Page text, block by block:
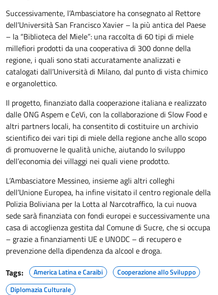
Successivamente, l’Ambasciatore ha consegnato al Rettore
dell’Università San Francisco Xavier – la più antica del Paese
– la “Biblioteca del Miele”: una raccolta di 60 tipi di miele
millefiori prodotti da una cooperativa di 300 donne della
regione, i quali sono stati accuratamente analizzati e
catalogati dall’Università di Milano, dal punto di vista chimico
e organolettico.
Il progetto, finanziato dalla cooperazione italiana e realizzato
dalle ONG Aspem e CeVi, con la collaborazione di Slow Food e
altri partners locali, ha consentito di costituire un archivio
scientifico dei vari tipi di miele della regione anche allo scopo
di promuoverne le qualità uniche, aiutando lo sviluppo
dell’economia dei villaggi nei quali viene prodotto.
L’Ambasciatore Messineo, insieme agli altri colleghi
dell’Unione Europea, ha infine visitato il centro regionale della
Polizia Boliviana per la Lotta al Narcotraffico, la cui nuova
sede sarà finanziata con fondi europei e successivamente una
casa di accoglienza gestita dal Comune di Sucre, che si occupa
– grazie a finanziamenti UE e UNODC – di recupero e
prevenzione della dipendenza da alcool e droga.
Tags:
America Latina e Caraibi
Cooperazione allo Sviluppo
Diplomazia Culturale